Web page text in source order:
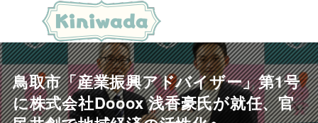
鳥取市「産業振興アドバイザー」第1号
に株式会社Dooox 浅香豪氏が就任、官